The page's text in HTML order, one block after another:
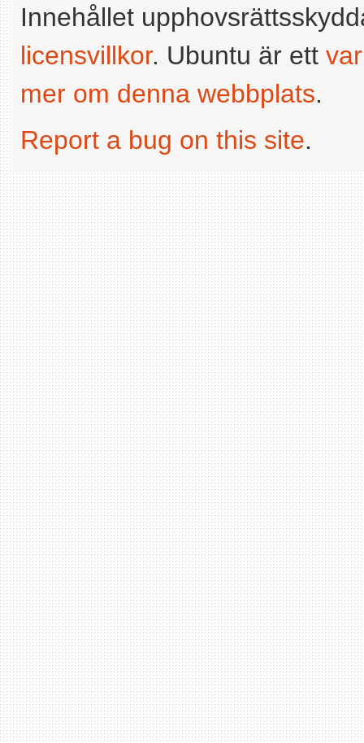
Innehållet
licensvillkor. Ubuntu är ett
mer om denna webbplats.
Report a bug on this site.